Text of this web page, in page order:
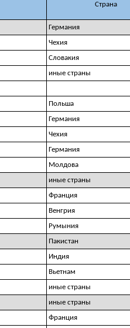
Страна
Германия
Чехия
Словакия
иные страны
Польша
Германия
Чехия
Германия
Молдова
иные страны
Франция
Венгрия
Румыния
Пакистан
Индия
Вьетнам
иные страны
иные страны
Франция